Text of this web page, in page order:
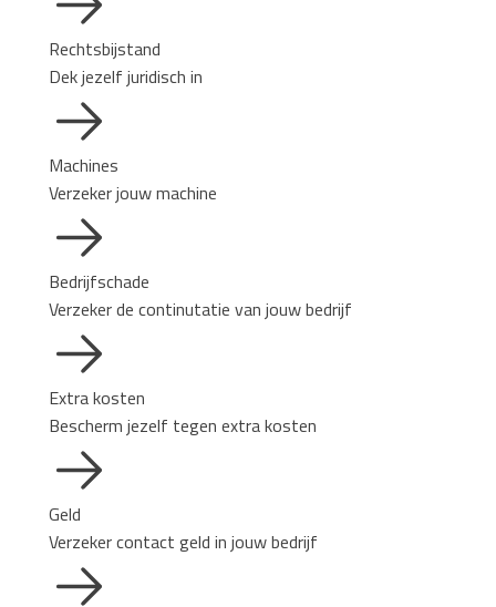
Rechtsbijstand
Dek jezelf juridisch in
Machines
Verzeker jouw machine
Bedrijfschade
Verzeker de continutatie van jouw bedrijf
Extra kosten
Bescherm jezelf tegen extra kosten
Geld
Verzeker contact geld in jouw bedrijf